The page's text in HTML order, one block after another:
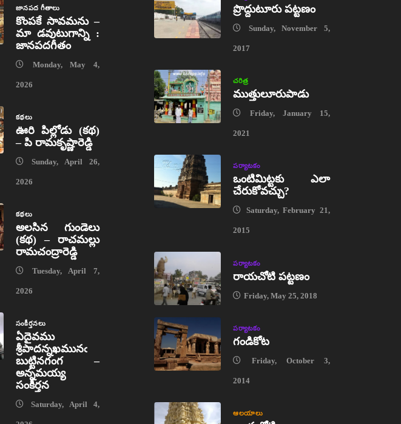
జానపద గీతాలు
కొంపకే సావమను –
మా డవుటుగాన్ని :
జానపదగీతం
Monday, May 4,
2026
కథలు
ఊరి పిల్లోడు (కథ)
– పి రామకృష్ణారెడ్డి
Sunday, April 26,
2026
కథలు
అలసిన గుండెలు
(కథ) – రాచమల్లు
రామచంద్రారెడ్డి
Tuesday, April 7,
2026
సంకీర్తనలు
ఏదైవము
శ్రీపాదన్నఖమునఁ
బుట్టినగంగ –
అన్నమయ్య
సంకీర్తన
Saturday, April 4,
ప్రొద్దుటూరు పట్టణం
Sunday, November 5,
2017
చరిత్ర
ముత్తులూరుపాడు
Friday, January 15,
2021
పర్యాటకం
ఒంటిమిట్టకు ఎలా
చేరుకోవచ్చు?
Saturday, February 21,
2015
పర్యాటకం
రాయచోటి పట్టణం
Friday, May 25, 2018
పర్యాటకం
గండికోట
Friday, October 3,
2014
ఆలయాలు